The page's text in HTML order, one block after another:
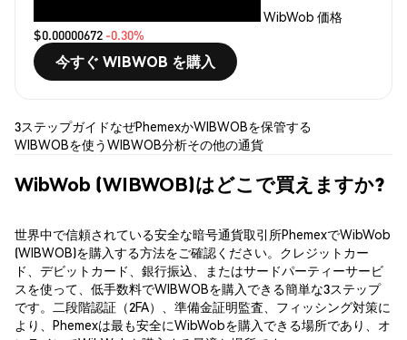
WibWob 価格
$0.00000672 -0.30%
今すぐ WIBWOB を購入
3ステップガイドなぜPhemexかWIBWOBを保管する
WIBWOBを使うWIBWOB分析その他の通貨
WibWob (WIBWOB)はどこで買えますか?
世界中で信頼されている安全な暗号通貨取引所PhemexでWibWob
(WIBWOB)を購入する方法をご確認ください。クレジットカー
ド、デビットカード、銀行振込、またはサードパーティーサービ
スを使って、低手数料でWIBWOBを購入できる簡単な3ステップ
です。二段階認証（2FA）、準備金証明監査、フィッシング対策に
より、Phemexは最も安全にWibWobを購入できる場所であり、オ